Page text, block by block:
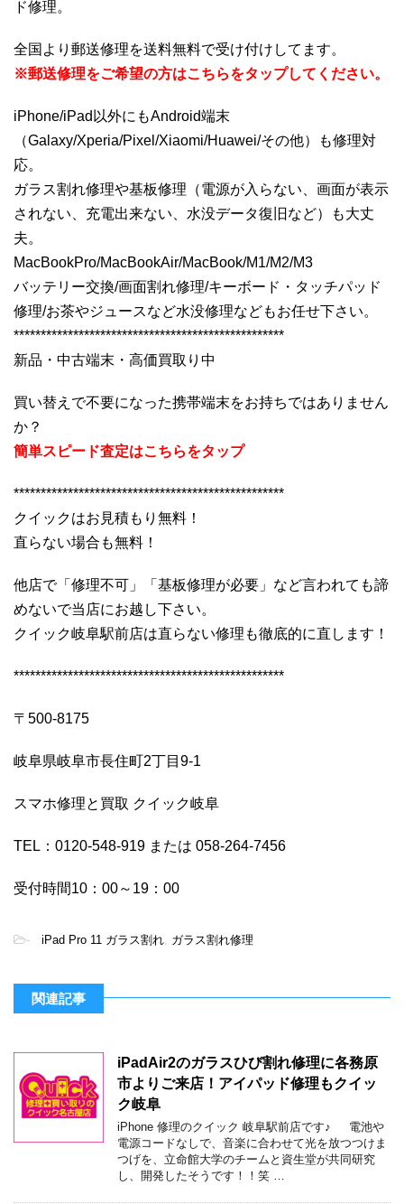
ド修理。
全国より郵送修理を送料無料で受け付けしてます。
※郵送修理をご希望の方はこちらをタップしてください。
iPhone/iPad以外にもAndroid端末
（Galaxy/Xperia/Pixel/Xiaomi/Huawei/その他）も修理対
応。
ガラス割れ修理や基板修理（電源が入らない、画面が表示
されない、充電出来ない、水没データ復旧など）も大丈
夫。
MacBookPro/MacBookAir/MacBook/M1/M2/M3
バッテリー交換/画面割れ修理/キーボード・タッチパッド
修理/お茶やジュースなど水没修理などもお任せ下さい。
**************************************************
新品・中古端末・高価買取り中
買い替えで不要になった携帯端末をお持ちではありません
か？
簡単スピード査定はこちらをタップ
**************************************************
クイックはお見積もり無料！
直らない場合も無料！
他店で「修理不可」「基板修理が必要」など言われても諦
めないで当店にお越し下さい。
クイック岐阜駅前店は直らない修理も徹底的に直します！
**************************************************
〒500-8175
岐阜県岐阜市長住町2丁目9-1
スマホ修理と買取 クイック岐阜
TEL：0120-548-919 または 058-264-7456
受付時間10：00～19：00
- iPad Pro 11 ガラス割れ ガラス割れ修理
関連記事
iPadAir2のガラスひび割れ修理に各務原
市よりご来店！アイパッド修理もクイッ
ク岐阜
iPhone 修理のクイック 岐阜駅前店です♪ 電池や
電源コードなしで、音楽に合わせて光を放つつけま
つげを、立命館大学のチームと資生堂が共同研究
し、開発したそうです！！笑 …